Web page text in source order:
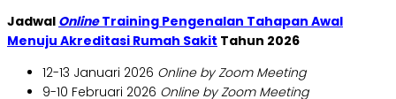
Jadwal OnlineTraining Pengenalan Tahapan Awal
Menuju Akreditasi Rumah Sakit Tahun 2026
12-13 Januari 2026 Online by Zoom Meeting
9-10 Februari 2026 Online by Zoom Meeting